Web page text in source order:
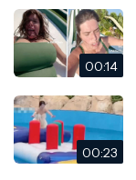
00:14
00:23